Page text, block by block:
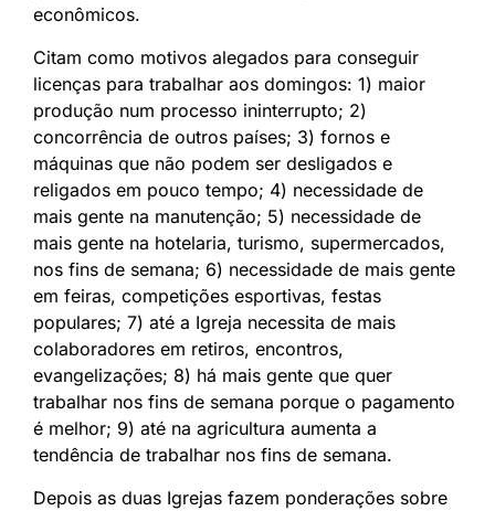
econômicos.
Citam como motivos alegados para conseguir
licenças para trabalhar aos domingos: 1) maior
produção num processo ininterrupto; 2)
concorrência de outros países; 3) fornos e
máquinas que não podem ser desligados e
religados em pouco tempo; 4) necessidade de
mais gente na manutenção; 5) necessidade de
mais gente na hotelaria, turismo, supermercados,
nos fins de semana; 6) necessidade de mais gente
em feiras, competições esportivas, festas
populares; 7) até a Igreja necessita de mais
colaboradores em retiros, encontros,
evangelizações; 8) há mais gente que quer
trabalhar nos fins de semana porque o pagamento
é melhor; 9) até na agricultura aumenta a
tendência de trabalhar nos fins de semana.
Depois as duas Igrejas fazem ponderações sobre